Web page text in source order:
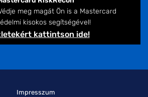
meg magát Ön is a Mastercard
kisokos segítségével!
kattintson ide!
Impresszum